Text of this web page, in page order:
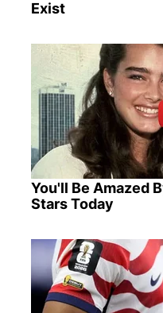
Exist
You'll Be Amazed
Stars Today